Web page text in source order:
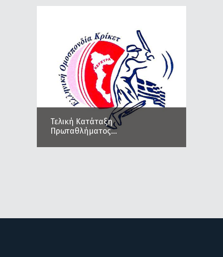
Τελική Κατάταξη
Πρωταθλήματος...